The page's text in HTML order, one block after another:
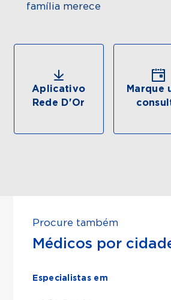
família merece
Aplicativo
Rede D'Or
Marque
Procure também
Médicos por
Especialistas em